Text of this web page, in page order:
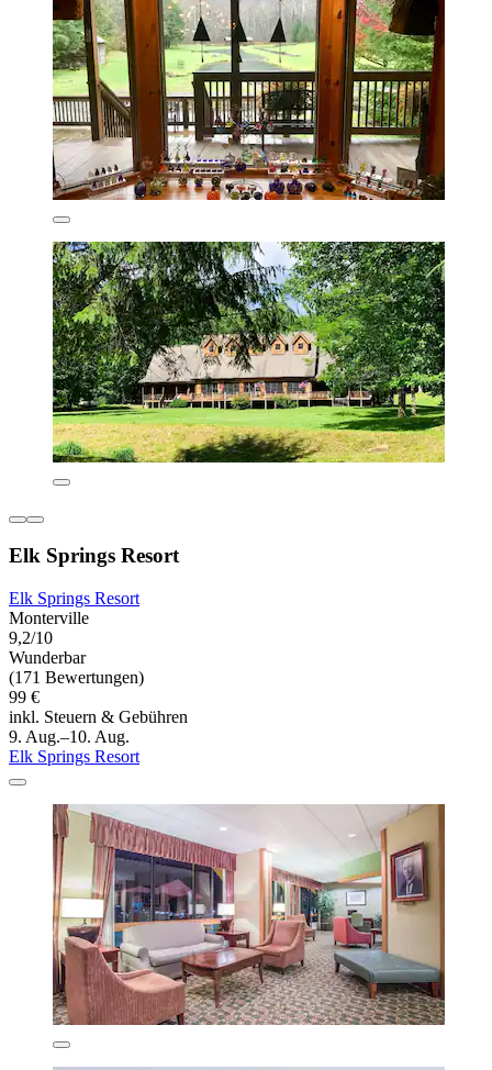
Elk Springs Resort
Elk Springs Resort
Monterville
9,2/10
Wunderbar
(171 Bewertungen)
99 €
inkl. Steuern & Gebühren
9. Aug.–10. Aug.
Elk Springs Resort